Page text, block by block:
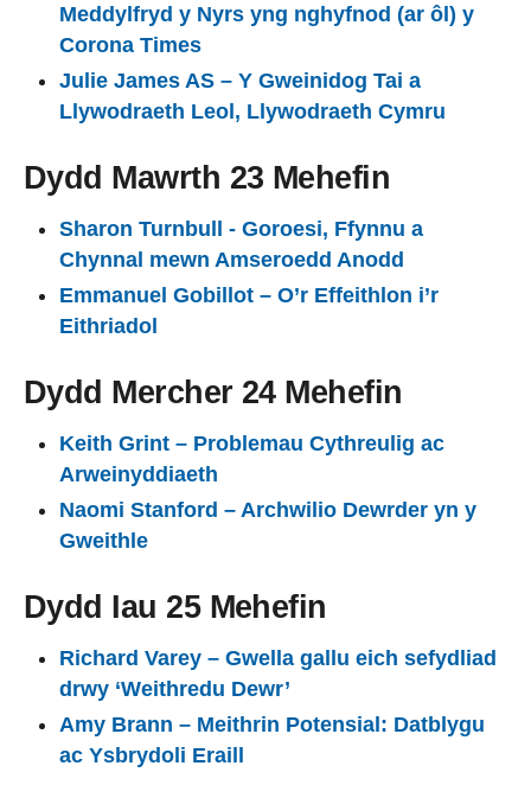
Meddylfryd y Nyrs yng nghyfnod (ar ôl) y
Corona Times
Julie James AS – Y Gweinidog Tai a
Llywodraeth Leol, Llywodraeth Cymru
Dydd Mawrth 23 Mehefin
Sharon Turnbull - Goroesi, Ffynnu a
Chynnal mewn Amseroedd Anodd
Emmanuel Gobillot – O’r Effeithlon i’r
Eithriadol
Dydd Mercher 24 Mehefin
Keith Grint – Problemau Cythreulig ac
Arweinyddiaeth
Naomi Stanford – Archwilio Dewrder yn y
Gweithle
Dydd Iau 25 Mehefin
Richard Varey – Gwella gallu eich sefydliad
drwy ‘Weithredu Dewr’
Amy Brann – Meithrin Potensial: Datblygu
ac Ysbrydoli Eraill